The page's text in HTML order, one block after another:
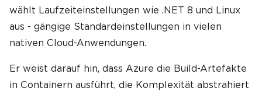
wählt Laufzeiteinstellungen wie .NET 8 und Linux
aus - gängige Standardeinstellungen in vielen
nativen Cloud-Anwendungen.
Er weist darauf hin, dass Azure die Build-Artefakte
in Containern ausführt, die Komplexität abstrahiert